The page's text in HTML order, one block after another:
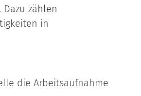
zählen
in
die Arbeitsaufnahme